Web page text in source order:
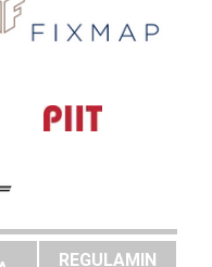
REGULAMIN